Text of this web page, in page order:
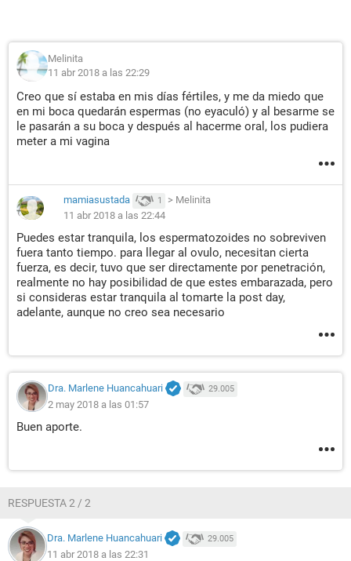
Melinita
11 abr 2018 a las 22:29
Creo que sí estaba en mis días fértiles, y me da miedo que
en mi boca quedarán espermas (no eyaculó) y al besarme se
le pasarán a su boca y después al hacerme oral, los pudiera
meter a mi vagina
mamiasustada 1 > Melinita
11 abr 2018 a las 22:44
Puedes estar tranquila, los espermatozoides no sobreviven
fuera tanto tiempo. para llegar al ovulo, necesitan cierta
fuerza, es decir, tuvo que ser directamente por penetración,
realmente no hay posibilidad de que estes embarazada, pero
si consideras estar tranquila al tomarte la post day,
adelante, aunque no creo sea necesario
Dra. Marlene Huancahuari 29.005
2 may 2018 a las 01:57
Buen aporte.
RESPUESTA 2 / 2
Dra. Marlene Huancahuari 29.005
11 abr 2018 a las 22:31